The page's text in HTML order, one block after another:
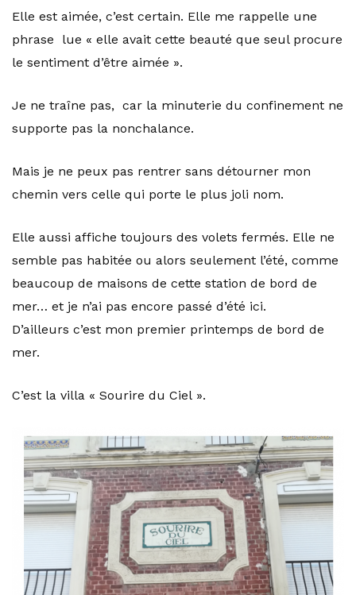
Elle est aimée, c’est certain. Elle me rappelle une
phrase lue « elle avait cette beauté que seul procure
le sentiment d’être aimée ».
Je ne traîne pas, car la minuterie du confinement ne
supporte pas la nonchalance.
Mais je ne peux pas rentrer sans détourner mon
chemin vers celle qui porte le plus joli nom.
Elle aussi affiche toujours des volets fermés. Elle ne
semble pas habitée ou alors seulement l’été, comme
beaucoup de maisons de cette station de bord de
mer… et je n’ai pas encore passé d’été ici.
D’ailleurs c’est mon premier printemps de bord de
mer.
C’est la villa « Sourire du Ciel ».